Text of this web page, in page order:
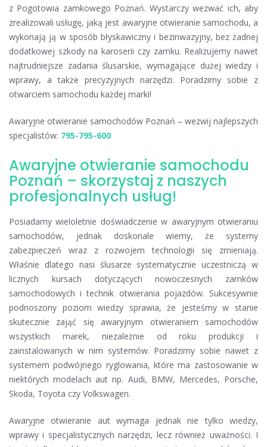
z Pogotowia zamkowego Poznań. Wystarczy wezwać ich, aby
zrealizowali usługę, jaką jest awaryjne otwieranie samochodu, a
wykonają ją w sposób błyskawiczny i bezinwazyjny, bez żadnej
dodatkowej szkody na karoserii czy zamku. Realizujemy nawet
najtrudniejsze zadania ślusarskie, wymagające dużej wiedzy i
wprawy, a także precyzyjnych narzędzi. Poradzimy sobie z
otwarciem samochodu każdej marki!
Awaryjne otwieranie samochodów Poznań – wezwij najlepszych
specjalistów: 795-795-600
Awaryjne otwieranie samochodu
Poznań – skorzystaj z naszych
profesjonalnych usług!
Posiadamy wieloletnie doświadczenie w awaryjnym otwieraniu
samochodów, jednak doskonale wiemy, że systemy
zabezpieczeń wraz z rozwojem technologii się zmieniają.
Właśnie dlatego nasi ślusarze systematycznie uczestniczą w
licznych kursach dotyczących nowoczesnych zamków
samochodowych i technik otwierania pojazdów. Sukcesywnie
podnoszony poziom wiedzy sprawia, że jesteśmy w stanie
skutecznie zająć się awaryjnym otwieraniem samochodów
wszystkich marek, niezależnie od roku produkcji i
zainstalowanych w nim systemów. Poradzimy sobie nawet z
systemem podwójnego ryglowania, które ma zastosowanie w
niektórych modelach aut np. Audi, BMW, Mercedes, Porsche,
Skoda, Toyota czy Volkswagen.
Awaryjne otwieranie aut wymaga jednak nie tylko wiedzy,
wprawy i specjalistycznych narzędzi, lecz również uważności. I